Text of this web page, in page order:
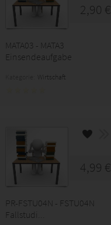
2,90 €
MATA03 - MATA3
Einsendeaufgabe
Wirtschaft
4,99 €
PR-FSTU04N - FSTU04N
Fallstudi...